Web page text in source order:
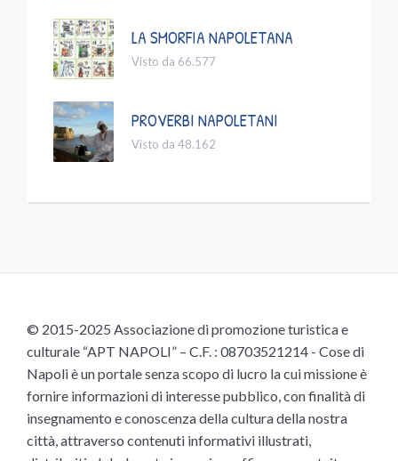
LA SMORFIA NAPOLETANA
Visto da 66.577
PROVERBI NAPOLETANI
Visto da 48.162
© 2015-2025 Associazione di promozione turistica e
culturale “APT NAPOLI” – C.F. : 08703521214 - Cose di
Napoli è un portale senza scopo di lucro la cui missione è
fornire informazioni di interesse pubblico, con finalità di
insegnamento e conoscenza della cultura della nostra
città, attraverso contenuti informativi illustrati,